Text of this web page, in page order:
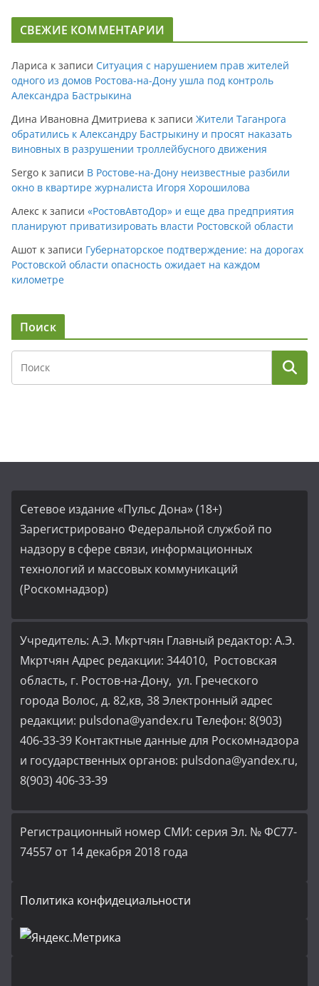
СВЕЖИЕ КОММЕНТАРИИ
Лариса к записи Ситуация с нарушением прав жителей
одного из домов Ростова-на-Дону ушла под контроль
Александра Бастрыкина
Дина Ивановна Дмитриева к записи Жители Таганрога
обратились к Александру Бастрыкину и просят наказать
виновных в разрушении троллейбусного движения
Sergo к записи В Ростове-на-Дону неизвестные разбили
окно в квартире журналиста Игоря Хорошилова
Алекс к записи «РостовАвтоДор» и еще два предприятия
планируют приватизировать власти Ростовской области
Ашот к записи Губернаторское подтверждение: на дорогах
Ростовской области опасность ожидает на каждом
километре
Поиск
Сетевое издание «Пульс Дона» (18+)
Зарегистрировано Федеральной службой по
надзору в сфере связи, информационных
технологий и массовых коммуникаций
(Роскомнадзор)
Учредитель: А.Э. Мкртчян Главный редактор: А.Э.
Мкртчян Адрес редакции: 344010, Ростовская
область, г. Ростов-на-Дону, ул. Греческого
города Волос, д. 82,кв, 38 Электронный адрес
редакции: pulsdona@yandex.ru Телефон: 8(903)
406-33-39 Контактные данные для Роскомнадзора
и государственных органов: pulsdona@yandex.ru,
8(903) 406-33-39
Регистрационный номер СМИ: серия Эл. № ФС77-
74557 от 14 декабря 2018 года
Политика конфидециальности